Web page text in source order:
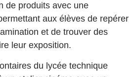
de produits avec une
aux élèves de repérer
et de trouver des
leur exposition.
du lycée technique